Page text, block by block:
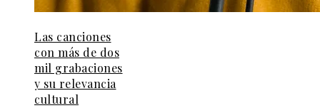
Las canciones
con más de dos
mil grabaciones
y su relevancia
cultural